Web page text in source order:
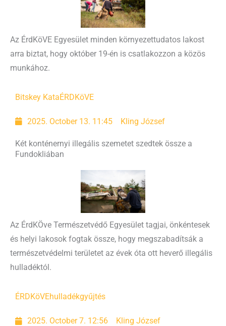
Az ÉrdKöVE Egyesület minden környezettudatos lakost
arra biztat, hogy október 19-én is csatlakozzon a közös
munkához.
Bitskey KataÉRDKöVE
2025. October 13. 11:45 Kling József
Két konténernyi illegális szemetet szedtek össze a
Fundokliában
Az ÉrdKÖve Természetvédő Egyesület tagjai, önkéntesek
és helyi lakosok fogtak össze, hogy megszabadítsák a
természetvédelmi területet az évek óta ott heverő illegális
hulladéktól.
ÉRDKöVEhulladékgyűjtés
2025. October 7. 12:56 Kling József